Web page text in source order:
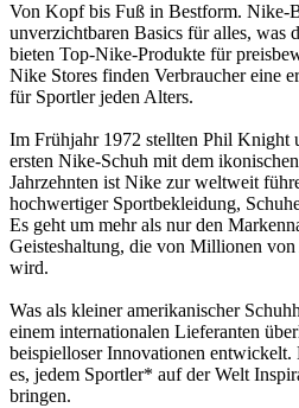
Von Kopf bis Fuß in Bestform. Nike-
unverzichtbaren Basics für alles, was
bieten Top-Nike-Produkte für
Nike Stores finden Verbraucher eine
für Sportler jeden Alters.
Im Frühjahr 1972 stellten Phil Knight
ersten Nike-Schuh mit dem
Jahrzehnten ist Nike zur weltweit
hochwertiger Sportbekleidung,
Es geht um mehr als nur den
Geisteshaltung, die von Millionen
wird.
Was als kleiner amerikanischer
einem internationalen Lieferanten
beispielloser Innovationen
es, jedem Sportler* auf der Welt
bringen.